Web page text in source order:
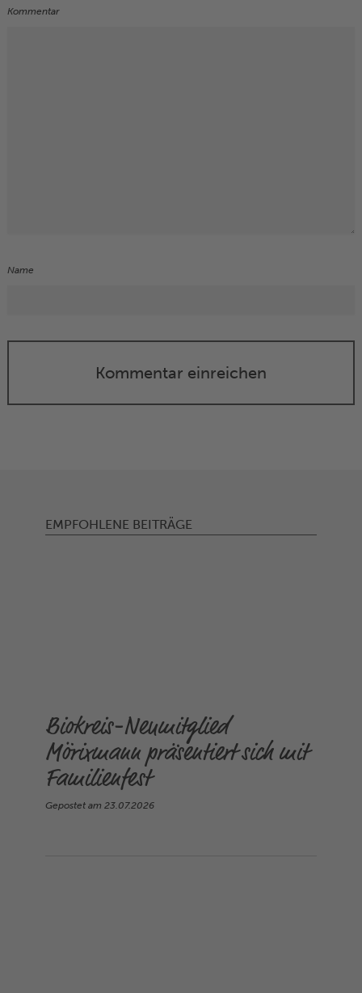
Kommentar
Name
Kommentar einreichen
EMPFOHLENE BEITRÄGE
Biokreis-Neumitglied
Mörixmann präsentiert sich mit
Familienfest
Gepostet am 23.07.2026